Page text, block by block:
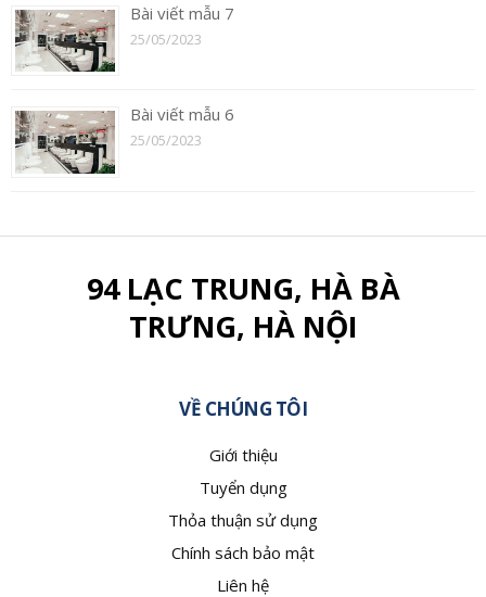
Bài viết mẫu 7
25/05/2023
Bài viết mẫu 6
25/05/2023
94 LẠC TRUNG, HÀ BÀ
TRƯNG, HÀ NỘI
VỀ CHÚNG TÔI
Giới thiệu
Tuyển dụng
Thỏa thuận sử dụng
Chính sách bảo mật
Liên hệ